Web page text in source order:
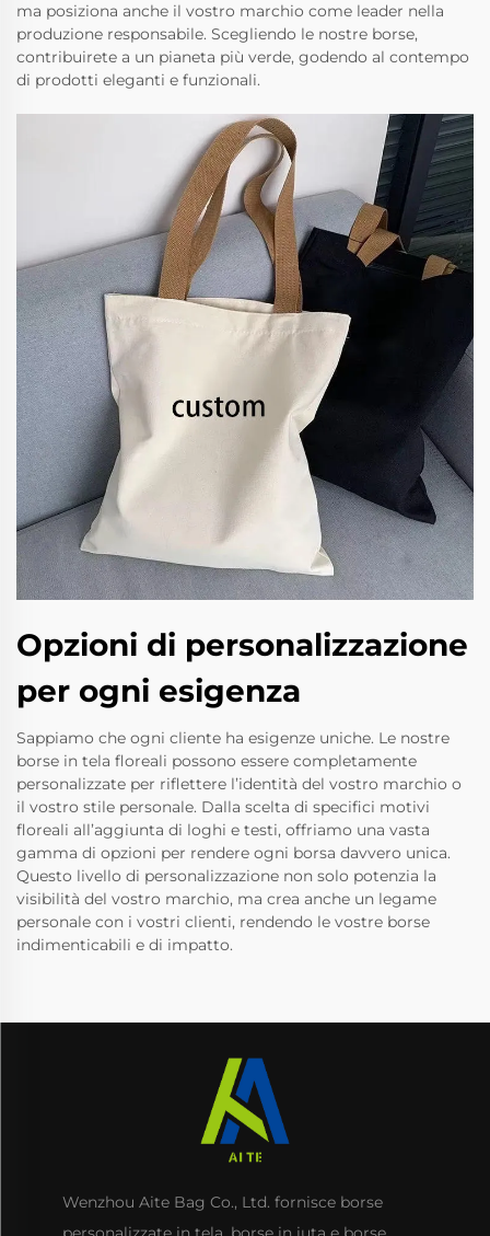
ma posiziona anche il vostro marchio come leader nella
produzione responsabile. Scegliendo le nostre borse,
contribuirete a un pianeta più verde, godendo al contempo
di prodotti eleganti e funzionali.
Opzioni di personalizzazione
per ogni esigenza
Sappiamo che ogni cliente ha esigenze uniche. Le nostre
borse in tela floreali possono essere completamente
personalizzate per riflettere l’identità del vostro marchio o
il vostro stile personale. Dalla scelta di specifici motivi
floreali all’aggiunta di loghi e testi, offriamo una vasta
gamma di opzioni per rendere ogni borsa davvero unica.
Questo livello di personalizzazione non solo potenzia la
visibilità del vostro marchio, ma crea anche un legame
personale con i vostri clienti, rendendo le vostre borse
indimenticabili e di impatto.
Wenzhou Aite Bag Co., Ltd. fornisce borse